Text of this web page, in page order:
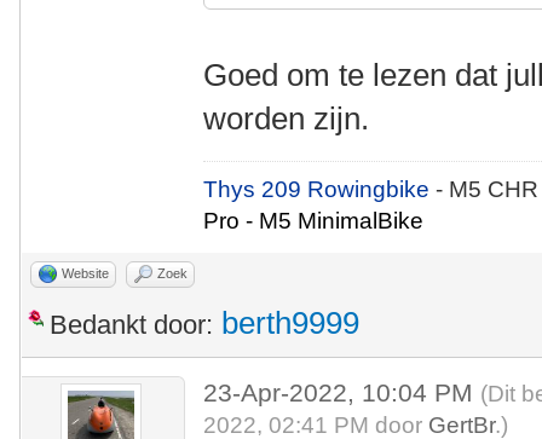
Goed om te lezen dat
worden zijn.
Thys 209 Rowingbike- M5
Pro - M5 MinimalBike
Website Zoek
Bedankt door: berth9999
23-Apr-2022, 10:04 PM (Dit
2022, 02:41 PM door GertBr.)